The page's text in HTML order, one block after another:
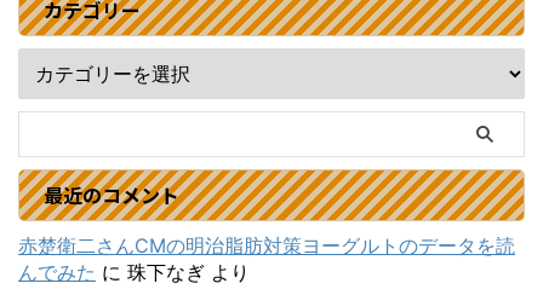
カテゴリー
最近のコメント
赤楚衛二さんCMの明治脂肪対策ヨーグルトのデータを読
んでみた に 珠下なぎ より